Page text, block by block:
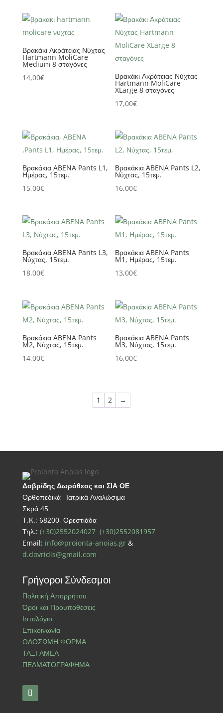
Βρακάκι Ακράτειας Νύχτας
Hartmann MoliCare
Medium 8 σταγόνες
14,00€ Βρακάκι Ακράτειας Νύχτας
Hartmann MoliCare
XLarge 8 σταγόνες
17,00€
Βρακάκια ABENA Pants L1,
Ημέρας, 15τεμ.
15,00€
Βρακάκια ABENA Pants L2,
Νύχτας, 15τεμ.
16,00€
Βρακάκια ABENA Pants L3,
Νύχτας, 15τεμ.
18,00€
Βρακάκια ABENA Pants
M1, Ημέρας, 15τεμ.
13,00€
Βρακάκια ABENA Pants
M2, Νύχτας, 15τεμ.
14,00€
Βρακάκια ABENA Pants
M3, Νύχτας, 15τεμ.
16,00€
1 2 →
Δοβρίδης Δωρόθεος και ΣΙΑ ΟΕ
Ορθοπεδικά– Ιατρικά Αναλώσιμα
Σκρά 45
Τ.Κ.: 68200, Ορεστιάδα
Τηλ.: (+30)2552024027 (+30)2552081957
Email: info@proionta-anoias.gr&
d.dovridis@gmail.com
Γρήγοροι Σύνδεσμοι
Πολιτική Απορρήτου
Όροι και Προυποθέσεις
Ιστολόγιο
Επικοινωνία
ΟΛΟΣΩΜΗ ΦΟΡΜΑ
ΤΑΞΙ ΑΜΕΑ
ΠΕΛΜΑΤΟΓΡΑΦΗΜΑ